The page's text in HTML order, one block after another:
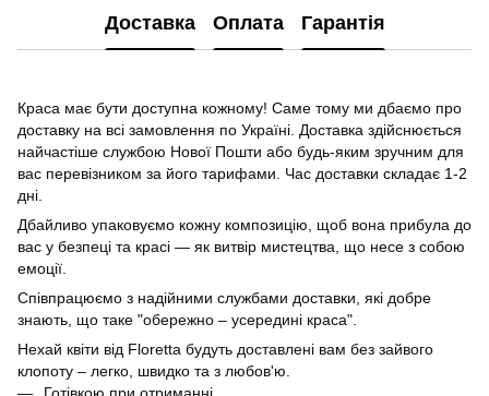
Доставка Оплата Гарантія
Краса має бути доступна кожному! Саме тому ми дбаємо про
доставку на всі замовлення по Україні. Доставка здійснюється
найчастіше службою Нової Пошти або будь-яким зручним для
вас перевізником за його тарифами. Час доставки складає 1-2
дні.
Дбайливо упаковуємо кожну композицію, щоб вона прибула до
вас у безпеці та красі — як витвір мистецтва, що несе з собою
емоції.
Співпрацюємо з надійними службами доставки, які добре
знають, що таке "обережно – усередині краса".
Нехай квіти від Floretta будуть доставлені вам без зайвого
клопоту – легко, швидко та з любов'ю.
Готівкою при отриманні